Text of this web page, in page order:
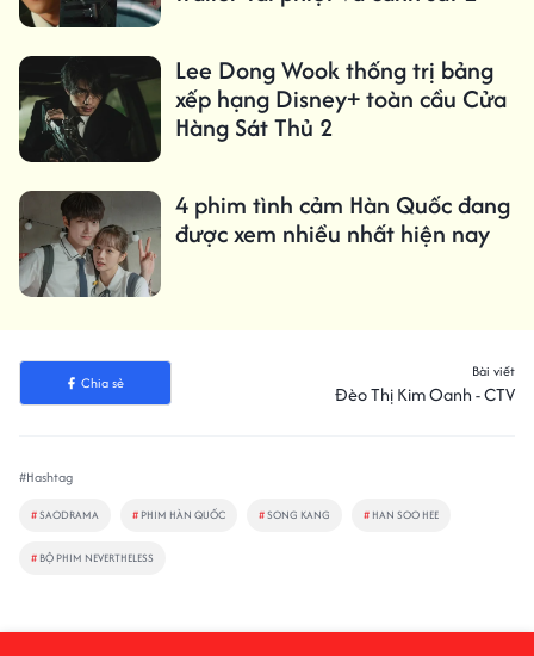
Lee Dong Wook thống trị bảng
xếp hạng Disney+ toàn cầu Cửa
Hàng Sát Thủ 2
4 phim tình cảm Hàn Quốc đang
được xem nhiều nhất hiện nay
Chia sẻ
Bài viết
Đèo Thị Kim Oanh - CTV
#Hashtag
#SAODRAMA # PHIM HÀN QUỐC #SONG KANG # HAN SOO HEE
# BỘ PHIM NEVERTHELESS